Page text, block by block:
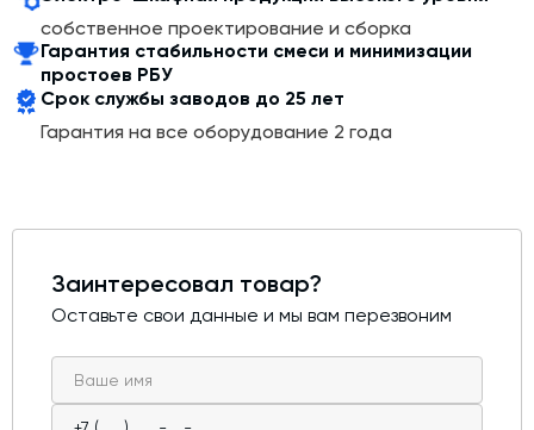
БСУ комплектуется всем необходимым оборудованием
для производства качественного бетона высших
марок, в том числе дозаторами для воды, цемента,
производства компании КИП-Сервис, а также
дозатором химических добавок либо расходомером
на выбор заказчика.
собственное проектирование и сборка
Гарантия стабильности смеси и минимизации
простоев РБУ
Срок службы заводов до 25 лет
Гарантия на все оборудование 2 года
Заинтересовал товар?
Оставьте свои данные и мы вам перезвоним